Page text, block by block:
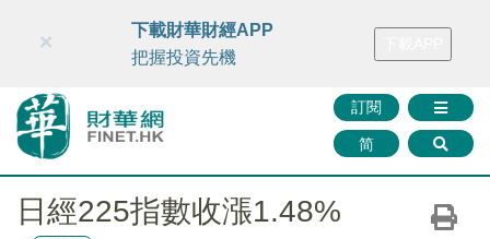
財華智庫網 FINTV FINMETA 財華證券 媒體矩陣
訂閱
简
×
下載財華財經APP
把握投資先機
日經225指數收漲1.48%